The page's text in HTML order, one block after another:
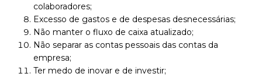
colaboradores;
Excesso de gastos e de despesas desnecessárias;
Não manter o fluxo de caixa atualizado;
Não separar as contas pessoais das contas da
empresa;
Ter medo de inovar e de investir;